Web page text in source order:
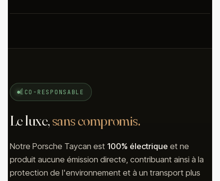
ÉCO-RESPONSABLE
Le luxe,sans compromis.
Notre Porsche Taycan est 100% électrique et ne
produit aucune émission directe, contribuant ainsi à la
protection de l'environnement et à un transport plus